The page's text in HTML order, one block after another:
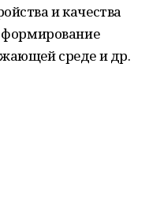
и качества
формирование
среде и др.